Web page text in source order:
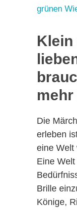
Klein
mehr
Die
erleben
eine Welt
Eine
Brille
Könige,